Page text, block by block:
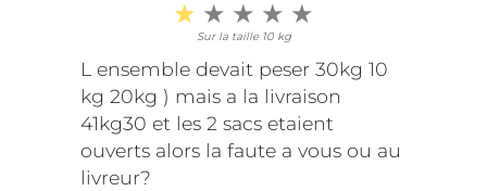
Sur la taille 10 kg
L ensemble devait peser 30kg 10
kg 20kg ) mais a la livraison
41kg30 et les 2 sacs etaient
ouverts alors la faute a vous ou au
livreur?